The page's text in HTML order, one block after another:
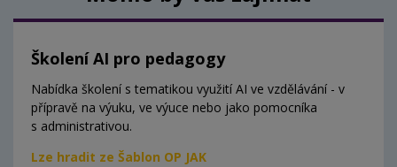
Školení AI pro pedagogy
Nabídka školení s tematikou využití AI ve vzdělávání - v
přípravě na výuku, ve výuce nebo jako pomocníka
s administrativou.
Lze hradit ze Šablon OP JAK